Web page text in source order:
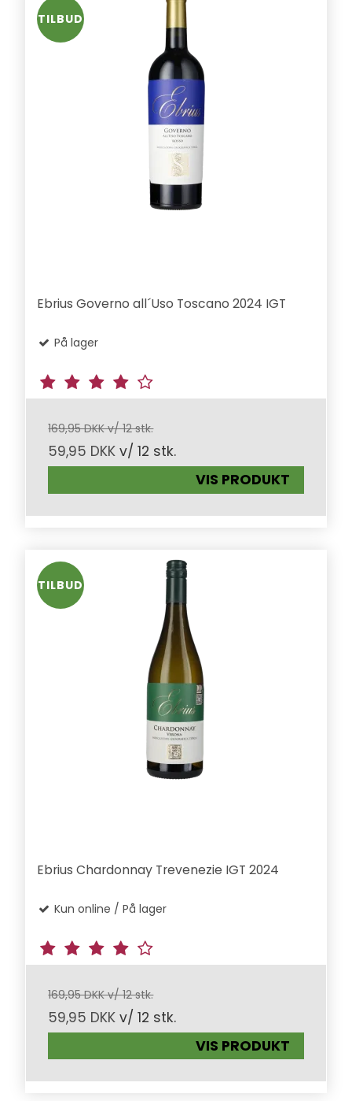
TILBUD
Ebrius Governo all´Uso Toscano 2024 IGT
På lager
169,95 DKK v/ 12 stk.
59,95 DKK v/ 12 stk.
VIS PRODUKT
TILBUD
Ebrius Chardonnay Trevenezie IGT 2024
Kun online / På lager
169,95 DKK v/ 12 stk.
59,95 DKK v/ 12 stk.
VIS PRODUKT